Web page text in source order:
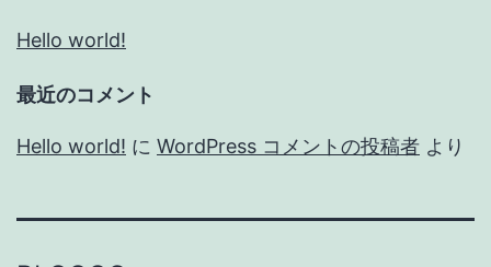
Hello world!
最近のコメント
Hello world! に WordPress コメントの投稿者 より